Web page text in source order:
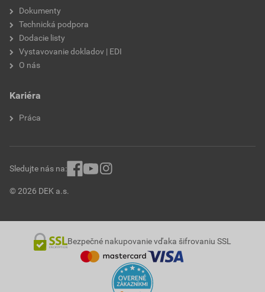
Dokumenty
Technická podpora
Dodacie listy
Vystavovanie dokladov | EDI
O nás
Kariéra
Práca
© 2026 DEK a.s.
Sledujte nás na:
Bezpečné nakupovanie vďaka šifrovaniu SSL